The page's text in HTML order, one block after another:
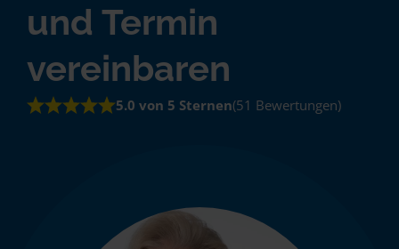
und Termin
vereinbaren
5.0 von 5 Sternen(51 Bewertungen)